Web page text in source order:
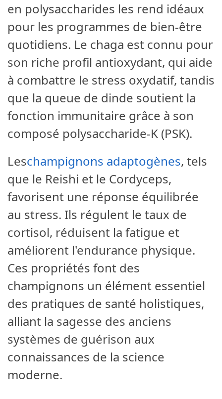
en polysaccharides les rend idéaux
pour les programmes de bien-être
quotidiens. Le chaga est connu pour
son riche profil antioxydant, qui aide
à combattre le stress oxydatif, tandis
que la queue de dinde soutient la
fonction immunitaire grâce à son
composé polysaccharide-K (PSK).
Leschampignons adaptogènes, tels
que le Reishi et le Cordyceps,
favorisent une réponse équilibrée
au stress. Ils régulent le taux de
cortisol, réduisent la fatigue et
améliorent l'endurance physique.
Ces propriétés font des
champignons un élément essentiel
des pratiques de santé holistiques,
alliant la sagesse des anciens
systèmes de guérison aux
connaissances de la science
moderne.